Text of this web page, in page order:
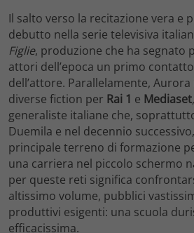
Il salto verso la recitazione vera e
debutto nella serie televisiva
Figlie, produzione che ha segnato
attori dell’epoca un primo
dell’attore. Parallelamente,
diverse fiction per Rai 1 e Mediaset
generaliste italiane che,
Duemila e nel decennio
principale terreno di formazione
una carriera nel piccolo schermo
per queste reti significa
altissimo volume, pubblici
produttivi esigenti: una scuola
efficacissima.